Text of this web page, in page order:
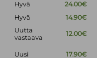
Hyvä
24.00€
Hyvä 14.90€
Uutta
vastaava
12.00€
Uusi 17.90€